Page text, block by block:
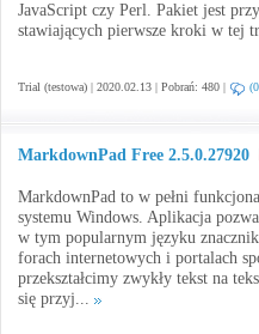
JavaScript czy Perl. Pakiet jest
stawiających pierwsze kroki w tej
Trial (testowa) | 2020.02.13 | Pobrań: 480 |
MarkdownPad Free 2.5.0.27920
MarkdownPad to w pełni
systemu Windows. Aplikacja
w tym popularnym języku
forach internetowych i portalach
przekształcimy zwykły tekst na
się przyj...